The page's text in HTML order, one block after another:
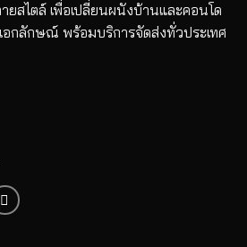
สไตล์ เพื่อเปลี่ยนผนังบ้านและคอนโด
กลักษณ์ พร้อมบริการจัดส่งทั่วประเทศ